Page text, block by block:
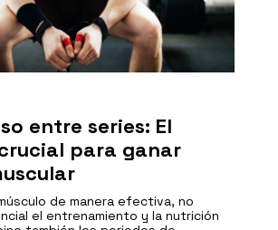
entre series: El
para ganar
de manera efectiva, no
el entrenamiento y la nutrición